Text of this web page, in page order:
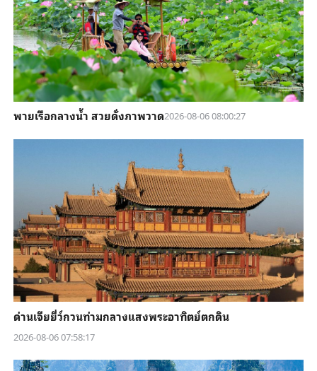
พายเรือกลางน้ำ สวยดั่งภาพวาด2026-08-06 08:00:27
ด่านเจียยี่ว์กวนท่ามกลางแสงพระอาทิตย์ตกดิน
2026-08-06 07:58:17